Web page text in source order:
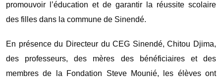
promouvoir l’éducation et de garantir la réussite scolaire
des filles dans la commune de Sinendé.
En présence du Directeur du CEG Sinendé, Chitou Djima,
des professeurs, des mères des bénéficiaires et des
membres de la Fondation Steve Mounié, les élèves ont